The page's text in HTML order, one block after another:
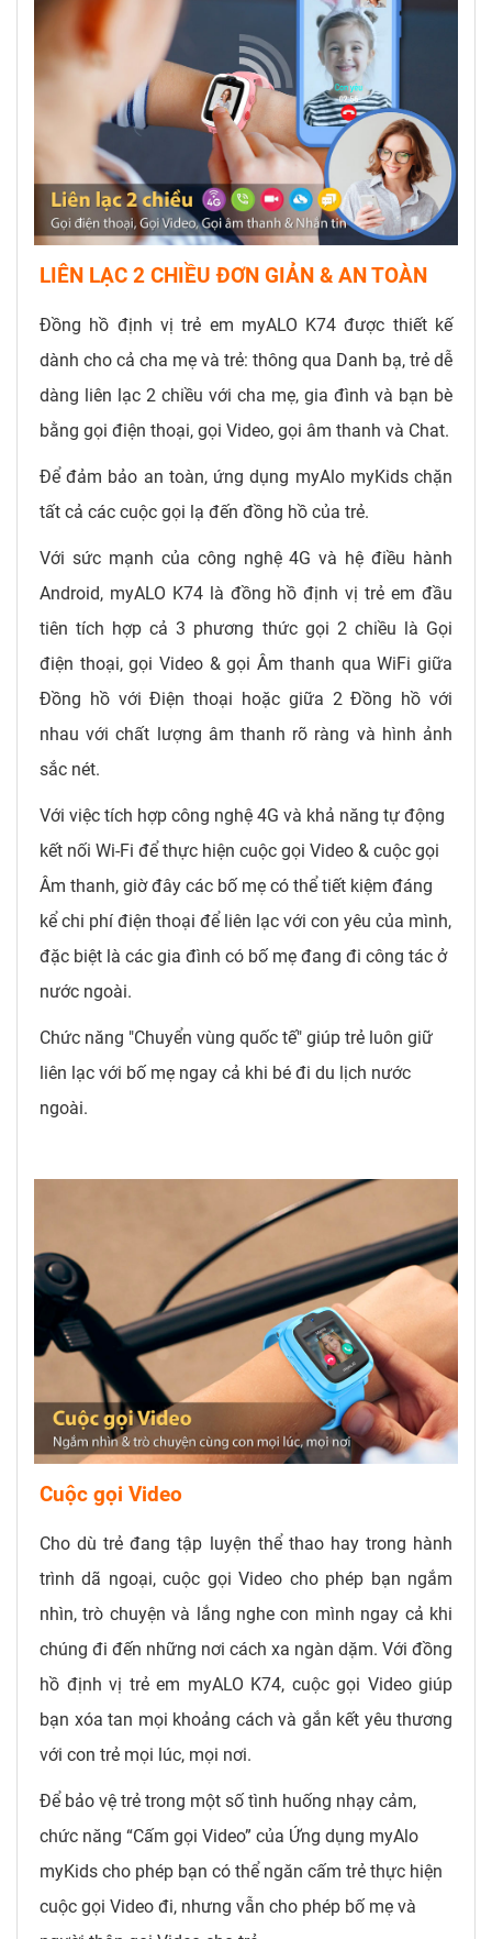
LIÊN LẠC 2 CHIỀU ĐƠN GIẢN & AN TOÀN
Đồng hồ định vị trẻ em myALO K74 được thiết kế
dành cho cả cha mẹ và trẻ: thông qua Danh bạ, trẻ dễ
dàng liên lạc 2 chiều với cha mẹ, gia đình và bạn bè
bằng gọi điện thoại, gọi Video, gọi âm thanh và Chat.
Để đảm bảo an toàn, ứng dụng myAlo myKids chặn
tất cả các cuộc gọi lạ đến đồng hồ của trẻ.
Với sức mạnh của công nghệ 4G và hệ điều hành
Android, myALO K74 là đồng hồ định vị trẻ em đầu
tiên tích hợp cả 3 phương thức gọi 2 chiều là Gọi
điện thoại, gọi Video & gọi Âm thanh qua WiFi giữa
Đồng hồ với Điện thoại hoặc giữa 2 Đồng hồ với
nhau với chất lượng âm thanh rõ ràng và hình ảnh
sắc nét.
Với việc tích hợp công nghệ 4G và khả năng tự động
kết nối Wi-Fi để thực hiện cuộc gọi Video & cuộc gọi
Âm thanh, giờ đây các bố mẹ có thể tiết kiệm đáng
kể chi phí điện thoại để liên lạc với con yêu của mình,
đặc biệt là các gia đình có bố mẹ đang đi công tác ở
nước ngoài.
Chức năng "Chuyển vùng quốc tế" giúp trẻ luôn giữ
liên lạc với bố mẹ ngay cả khi bé đi du lịch nước
ngoài.
Cuộc gọi Video
Cho dù trẻ đang tập luyện thể thao hay trong hành
trình dã ngoại, cuộc gọi Video cho phép bạn ngắm
nhìn, trò chuyện và lắng nghe con mình ngay cả khi
chúng đi đến những nơi cách xa ngàn dặm. Với đồng
hồ định vị trẻ em myALO K74, cuộc gọi Video giúp
bạn xóa tan mọi khoảng cách và gắn kết yêu thương
với con trẻ mọi lúc, mọi nơi.
Để bảo vệ trẻ trong một số tình huống nhạy cảm,
chức năng “Cấm gọi Video” của Ứng dụng myAlo
myKids cho phép bạn có thể ngăn cấm trẻ thực hiện
cuộc gọi Video đi, nhưng vẫn cho phép bố mẹ và